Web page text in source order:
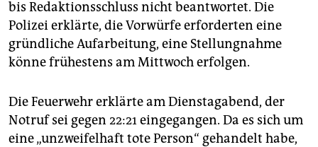
bis Redaktionsschluss nicht beantwortet. Die
Polizei erklärte, die Vorwürfe erforderten eine
gründliche Aufarbeitung, eine Stellungnahme
könne frühestens am Mittwoch erfolgen.
Die Feuerwehr erklärte am Dienstagabend, der
Notruf sei gegen 22:21 eingegangen. Da es sich um
eine „unzweifelhaft tote Person“ gehandelt habe,